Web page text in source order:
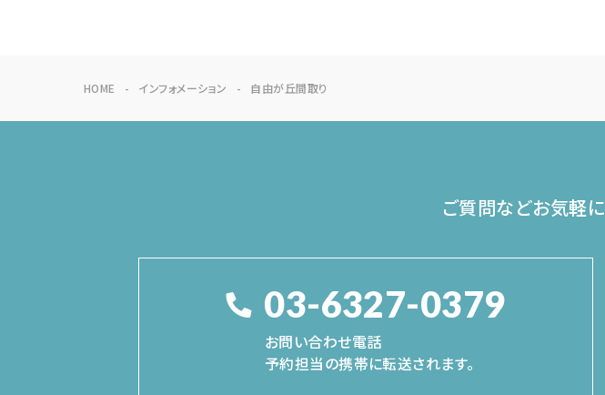
HOME インフォメーション 自由が丘間取り
ご質問などお気軽に
03-6327-0379
お問い合わせ電話
予約担当の携帯に転送されます。